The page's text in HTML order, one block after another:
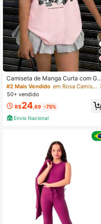
Camiseta de Manga Curta com Gol
a Redonda e Estampa Divertida
ual para Menina Pré-Adolescente,
Top de Verão
#2 Mais Vendido
em Rosa Camisetas para meninas adolescentes
50+ vendido
R$24,89 -75%
Envio Nacional